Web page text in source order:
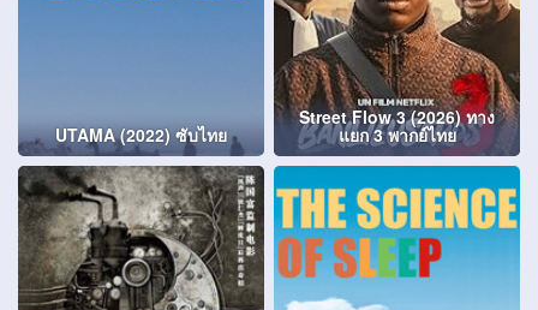
UTAMA (2022) ซับไทย
Street Flow 3 (2026) ทาง
แยก 3 พากย์ไทย